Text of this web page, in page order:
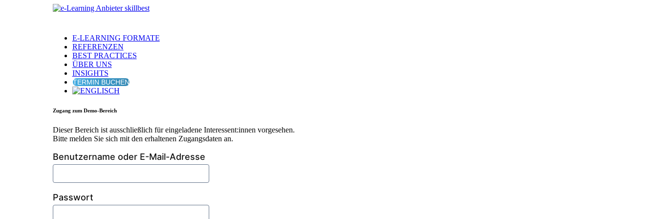
E-LEARNING FORMATE
REFERENZEN
BEST PRACTICES
ÜBER UNS
INSIGHTS
TERMIN BUCHEN
Zugang zum Demo-Bereich
Dieser Bereich ist ausschließlich für eingeladene Interessent:innen vorgesehen.
Bitte melden Sie sich mit den erhaltenen Zugangsdaten an.
Benutzername oder E-Mail-Adresse
Passwort